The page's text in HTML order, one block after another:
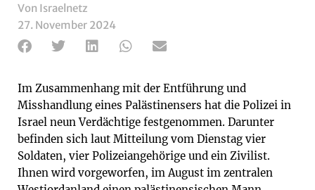
Von Israelnetz
27. November 2024
Im Zusammenhang mit der Entführung und
Misshandlung eines Palästinensers hat die Polizei in
Israel neun Verdächtige festgenommen. Darunter
befinden sich laut Mitteilung vom Dienstag vier
Soldaten, vier Polizeiangehörige und ein Zivilist.
Ihnen wird vorgeworfen, im August im zentralen